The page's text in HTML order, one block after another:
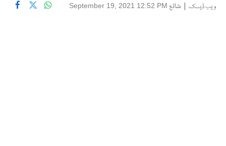
ویب ڈیسک | شائع September 19, 2021 12:52 PM